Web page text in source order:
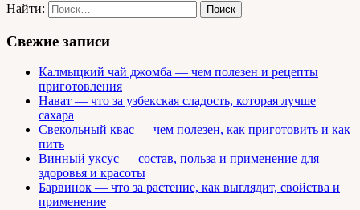
Найти:
Свежие записи
Калмыцкий чай джомба — чем полезен и рецепты
приготовления
Нават — что за узбекская сладость, которая лучше
сахара
Свекольный квас — чем полезен, как приготовить и как
пить
Винный уксус — состав, польза и применение для
здоровья и красоты
Барвинок — что за растение, как выглядит, свойства и
применение